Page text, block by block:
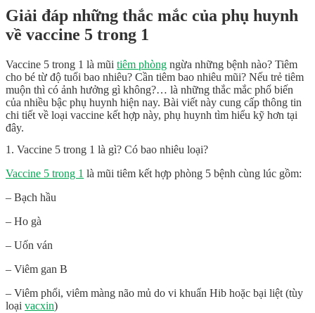
Giải đáp những thắc mắc của phụ huynh
về vaccine 5 trong 1
Vaccine 5 trong 1 là mũi tiêm phòng ngừa những bệnh nào? Tiêm
cho bé từ độ tuổi bao nhiêu? Cần tiêm bao nhiêu mũi? Nếu trẻ tiêm
muộn thì có ảnh hưởng gì không?… là những thắc mắc phổ biến
của nhiều bậc phụ huynh hiện nay. Bài viết này cung cấp thông tin
chi tiết về loại vaccine kết hợp này, phụ huynh tìm hiểu kỹ hơn tại
đây.
1. Vaccine 5 trong 1 là gì? Có bao nhiêu loại?
Vaccine 5 trong 1 là mũi tiêm kết hợp phòng 5 bệnh cùng lúc gồm:
– Bạch hầu
– Ho gà
– Uốn ván
– Viêm gan B
– Viêm phổi, viêm màng não mủ do vi khuẩn Hib hoặc bại liệt (tùy
loại vacxin)